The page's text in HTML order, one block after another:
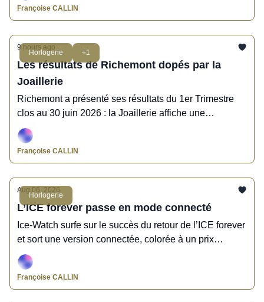
Françoise CALLIN
Horlogerie +1
9 hours ago
Les résultats de Richemont dopés par la
Joaillerie
Richemont a présenté ses résultats du 1er Trimestre
clos au 30 juin 2026 : la Joaillerie affiche une
croissance exceptionnelle, suivie de près par
l'Horlogerie.
Françoise CALLIN
Horlogerie
Aug 06, 2026
L’ICE forever passe en mode connecté
Ice-Watch surfe sur le succès du retour de l’ICE forever
et sort une version connectée, colorée à un prix
attractif.
Françoise CALLIN